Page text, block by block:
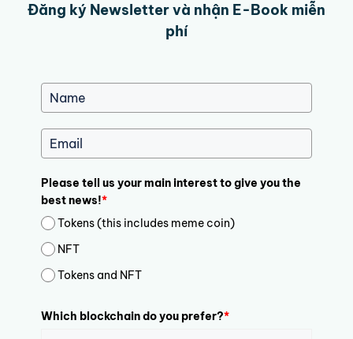
Đăng ký Newsletter và nhận E-Book miễn
phí
Please tell us your main interest to give you the
best news!*
Tokens (this includes meme coin)
NFT
Tokens and NFT
Which blockchain do you prefer?*